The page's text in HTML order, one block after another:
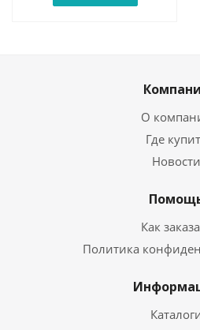
О
Где
Новости
Как
Политика